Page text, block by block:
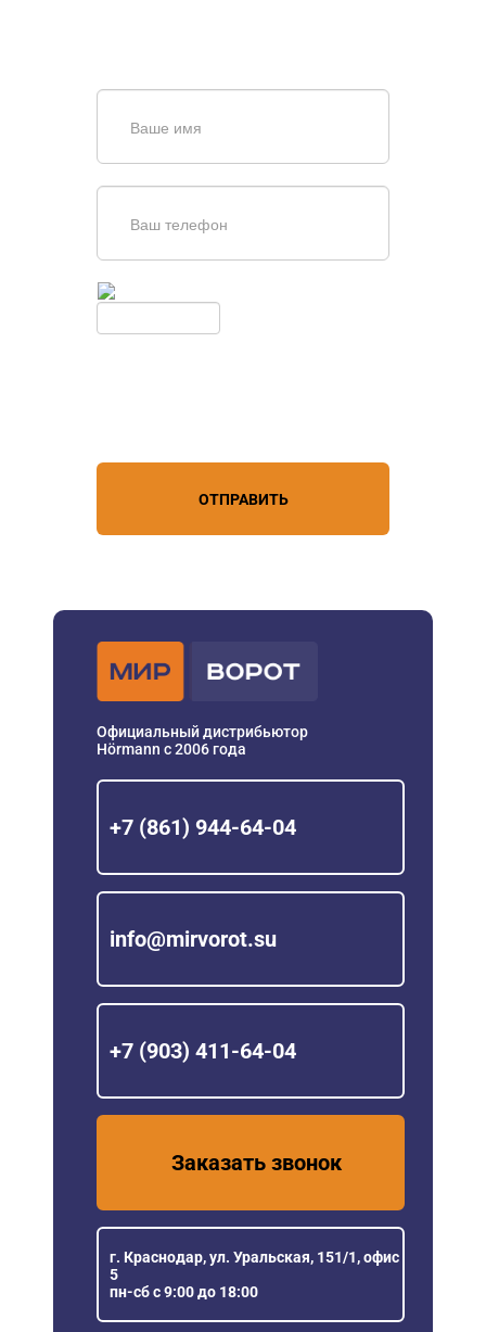
ОТПРАВИТЬ
Официальный дистрибьютор
Hörmann с 2006 года
+7 (861) 944-64-04
info@mirvorot.su
+7 (903) 411-64-04
Заказать звонок
г. Краснодар, ул. Уральская, 151/1, офис
5
пн-сб с 9:00 до 18:00